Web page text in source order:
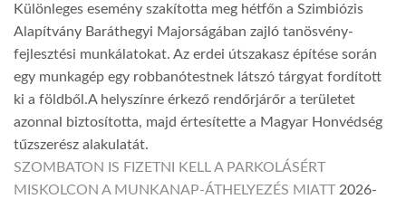
Különleges esemény szakította meg hétfőn a Szimbiózis
Alapítvány Baráthegyi Majorságában zajló tanösvény-
fejlesztési munkálatokat. Az erdei útszakasz építése során
egy munkagép egy robbanótestnek látszó tárgyat fordított
ki a földből.A helyszínre érkező rendőrjárőr a területet
azonnal biztosította, majd értesítette a Magyar Honvédség
tűzszerész alakulatát.
SZOMBATON IS FIZETNI KELL A PARKOLÁSÉRT
MISKOLCON A MUNKANAP-ÁTHELYEZÉS MIATT 2026-